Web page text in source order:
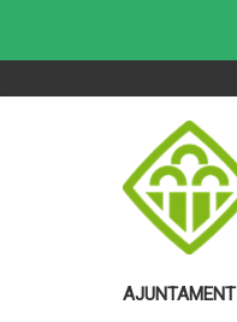
AJUNTAMENT